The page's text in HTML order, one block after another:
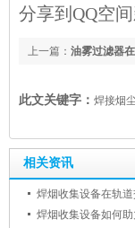
分享到 QQ空间
上一篇： 油雾过滤器
此文关键字： 焊接烟
相关资讯
焊烟收集设备在轨
焊烟收集设备如何